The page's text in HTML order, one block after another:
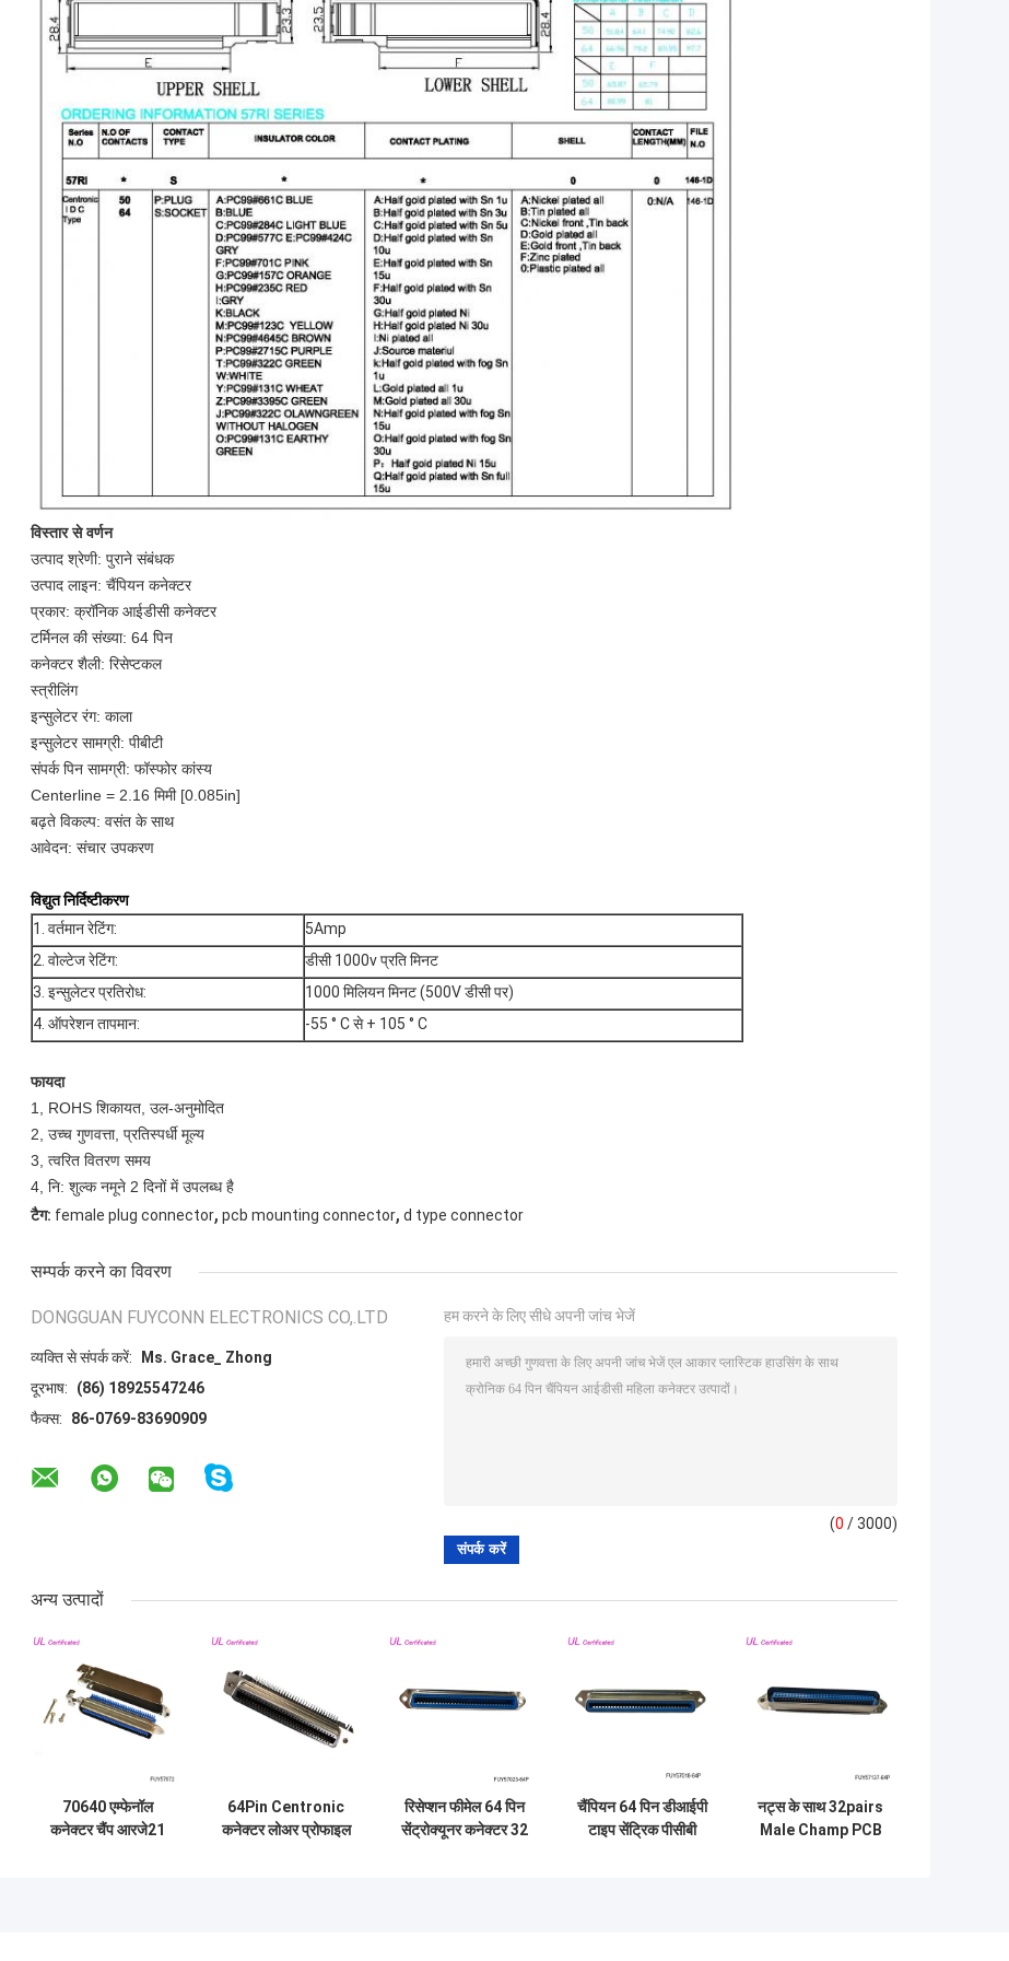
विस्तार से वर्णन
उत्पाद श्रेणी: पुराने संबंधक
उत्पाद लाइन: चैंपियन कनेक्टर
प्रकार: क्रॉनिक आईडीसी कनेक्टर
टर्मिनल की संख्या: 64 पिन
कनेक्टर शैली: रिसेप्टकल
स्त्रीलिंग
इन्सुलेटर रंग: काला
इन्सुलेटर सामग्री: पीबीटी
संपर्क पिन सामग्री: फॉस्फोर कांस्य
Centerline = 2.16 मिमी [0.085in]
बढ़ते विकल्प: वसंत के साथ
आवेदन: संचार उपकरण
विद्युत निर्दिष्टीकरण
1. वर्तमान रेटिंग:
5Amp
2. वोल्टेज रेटिंग:
डीसी 1000v प्रति मिनट
3. इन्सुलेटर प्रतिरोध:
1000 मिलियन मिनट (500V डीसी पर)
4. ऑपरेशन तापमान:
-55 ° C से + 105 ° C
फायदा
1, ROHS शिकायत, उल-अनुमोदित
2, उच्च गुणवत्ता, प्रतिस्पर्धी मूल्य
3, त्वरित वितरण समय
4, नि: शुल्क नमूने 2 दिनों में उपलब्ध है
टैग: female plug connector, pcb mounting connector, d type connector
सम्पर्क करने का विवरण
DONGGUAN FUYCONN ELECTRONICS CO,.LTD
व्यक्ति से संपर्क करें:
Ms. Grace_ Zhong
दूरभाष:
(86) 18925547246
फैक्स:
86-0769-83690909
हम करने के लिए सीधे अपनी जांच भेजें
(0 / 3000)
अन्य उत्पादों
70640 एम्फेनॉल
कनेक्टर चैंप आरजे21
64Pin Centronic
कनेक्टर लोअर प्रोफाइल
रिसेप्‍शन फीमेल 64 पिन
सेंट्रोक्‍यूनर कनेक्‍टर 32
चैंपियन 64 पिन डीआईपी
टाइप सेंट्रिक पीसीबी
नट्स के साथ 32pairs
Male Champ PCB